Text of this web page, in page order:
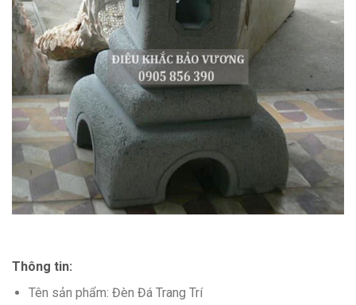
Thông tin:
Tên sản phẩm: Đèn Đá Trang Trí